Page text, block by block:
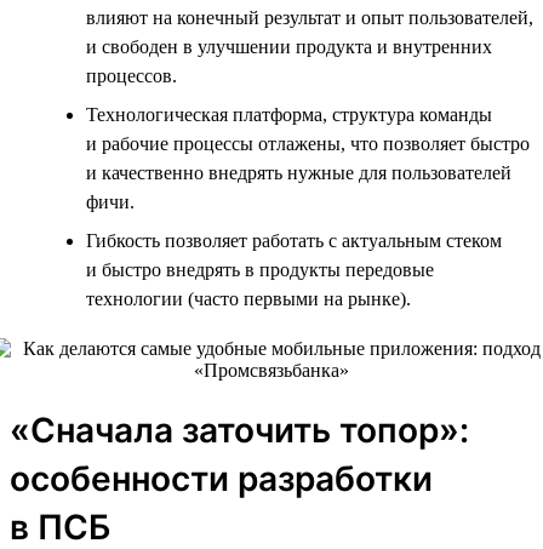
влияют на конечный результат и опыт пользователей,
и свободен в улучшении продукта и внутренних
процессов.
Технологическая платформа, структура команды
и рабочие процессы отлажены, что позволяет быстро
и качественно внедрять нужные для пользователей
фичи.
Гибкость позволяет работать с актуальным стеком
и быстро внедрять в продукты передовые
технологии (часто первыми на рынке).
«Сначала заточить топор»:
особенности разработки
в ПСБ